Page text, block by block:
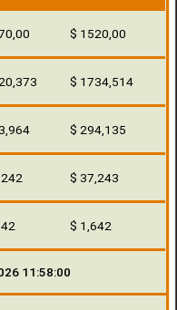
$ 1520,00
$ 1734,514
$ 294,135
$ 37,243
$ 1,642
11:58:00